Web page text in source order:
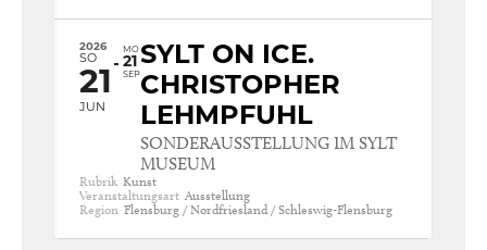
2026
SO
21
JUN
MO
21
SEP
SYLT ON ICE.
CHRISTOPHER
LEHMPFUHL
SONDERAUSSTELLUNG IM SYLT
MUSEUM
Rubrik Kunst
Veranstaltungsart Ausstellung
Region Flensburg / Nordfriesland / Schleswig-Flensburg